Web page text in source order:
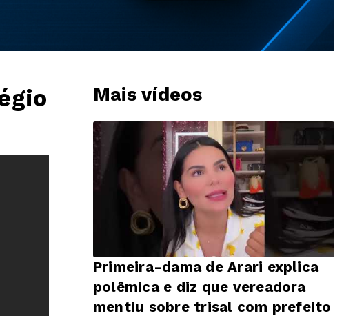
Mais vídeos
Primeira-dama de Arari explica
polêmica e diz que vereadora
mentiu sobre trisal com prefeito